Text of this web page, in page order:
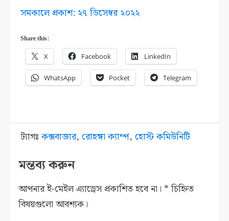
সমকালে প্রকাশ: ২৭ ডিসেম্বর ২০২২
Share this:
X Facebook LinkedIn
WhatsApp Pocket Telegram
ট্যাগঃকক্সবাজার,রোহঙ্গা ক্যাম্প,হোস্ট কমিউনিটি
মন্তব্য করুন
আপনার ই-মেইল এ্যাড্রেস প্রকাশিত হবে না। * চিহ্নিত
বিষয়গুলো আবশ্যক।